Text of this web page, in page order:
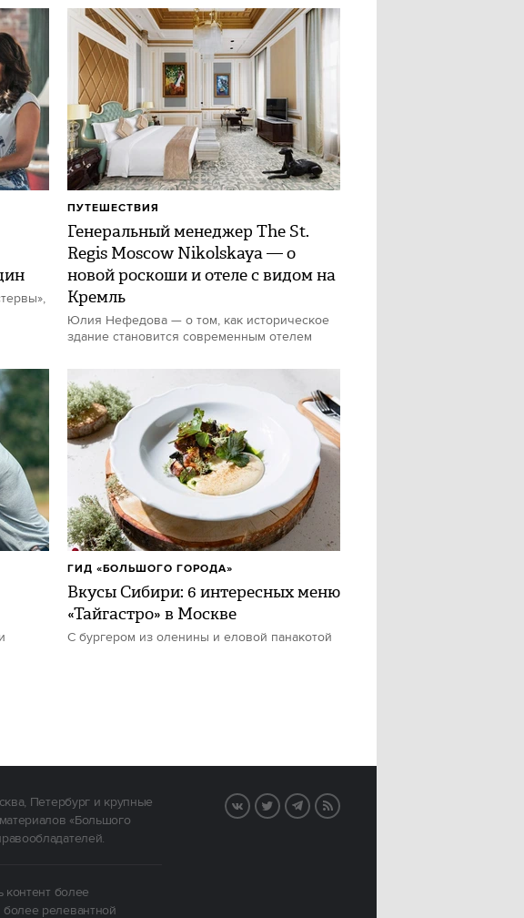
Генеральный менеджер The St.
Regis Moscow Nikolskaya — о
новой роскоши и отеле с видом на
Кремль
Юлия Нефедова — о том, как историческое
здание становится современным отелем
ПУТЕШЕСТВИЯ
Вкусы Сибири: 6 интересных меню
«Тайгастро» в Москве
С бургером из оленины и еловой панакотой
ГИД «БОЛЬШОГО ГОРОДА»
Петербург и крупные
«Большого
контент более
релевантной
VK TwitterTelegram
RSS